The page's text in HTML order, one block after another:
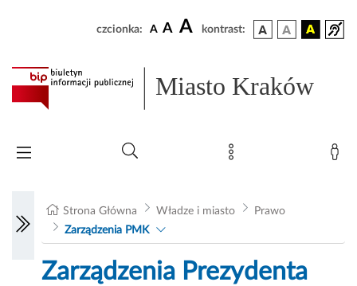
czcionka: A A A kontrast:
Miasto Kraków
Strona Główna Władze i miasto
Prawo
Zarządzenia PMK
Zarządzenia Prezydenta